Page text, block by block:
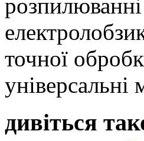
розпилюванні
точної
універсальні
дивіться